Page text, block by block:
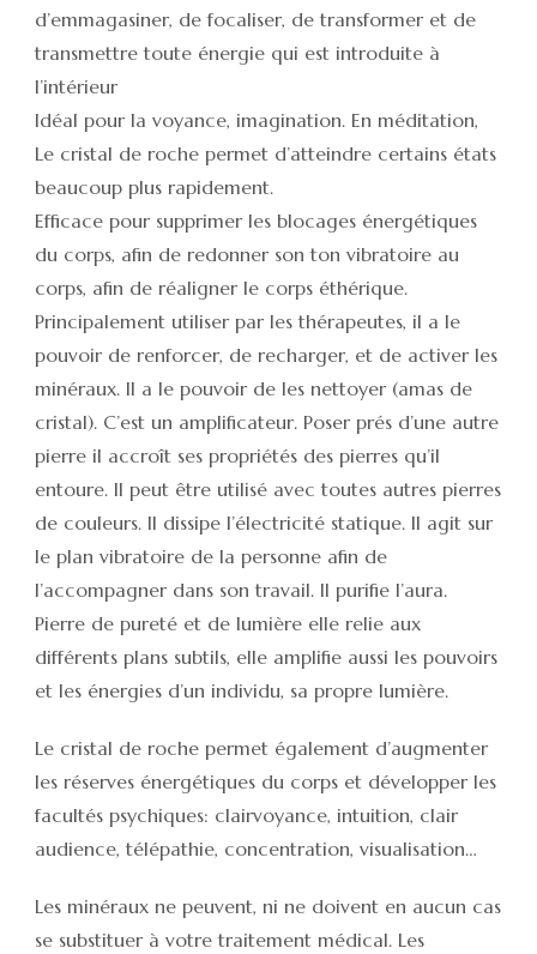
d’emmagasiner, de focaliser, de transformer et de
transmettre toute énergie qui est introduite à
l’intérieur
Idéal pour la voyance, imagination. En méditation,
Le cristal de roche permet d’atteindre certains états
beaucoup plus rapidement.
Efficace pour supprimer les blocages énergétiques
du corps, afin de redonner son ton vibratoire au
corps, afin de réaligner le corps éthérique.
Principalement utiliser par les thérapeutes, il a le
pouvoir de renforcer, de recharger, et de activer les
minéraux. Il a le pouvoir de les nettoyer (amas de
cristal). C’est un amplificateur. Poser prés d’une autre
pierre il accroît ses propriétés des pierres qu’il
entoure. Il peut être utilisé avec toutes autres pierres
de couleurs. Il dissipe l’électricité statique. Il agit sur
le plan vibratoire de la personne afin de
l’accompagner dans son travail. Il purifie l’aura.
Pierre de pureté et de lumière elle relie aux
différents plans subtils, elle amplifie aussi les pouvoirs
et les énergies d’un individu, sa propre lumière.
Le cristal de roche permet également d’augmenter
les réserves énergétiques du corps et développer les
facultés psychiques: clairvoyance, intuition, clair
audience, télépathie, concentration, visualisation…
Les minéraux ne peuvent, ni ne doivent en aucun cas
se substituer à votre traitement médical. Les